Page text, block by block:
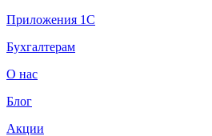
Приложения 1С
Бухгалтерам
О нас
Блог
Акции